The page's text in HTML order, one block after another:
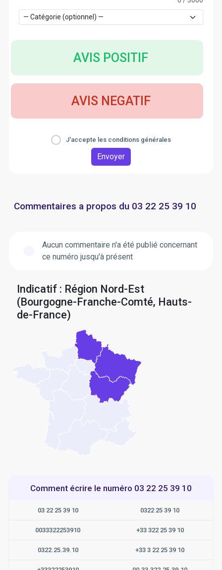
AVIS POSITIF
AVIS NEGATIF
J'accepte les conditions générales
Envoyer
Commentaires a propos du 03 22 25 39 10
Aucun commentaire n'a été publié concernant
ce numéro jusqu'à présent
Indicatif : Région Nord-Est
(Bourgogne-Franche-Comté, Hauts-
de-France)
Comment écrire le numéro 03 22 25 39 10
03 22 25 39 10 0322 25 39 10
0033322253910 +33 322 25 39 10
0322.25.39.10 +33 3 22 25 39 10